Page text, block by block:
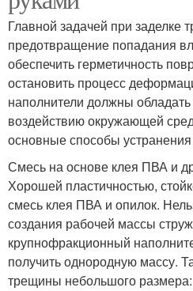
Главной задачей при заделке
предотвращение попадания
обеспечить герметичность
остановить процесс
наполнители должны обладать
воздействию окружающей
основные способы
Смесь на основе клея ПВА и
Хорошей пластичностью,
смесь клея ПВА и опилок.
создания рабочей массы
крупнофракционный
получить однородную массу.
трещины небольшого размера: